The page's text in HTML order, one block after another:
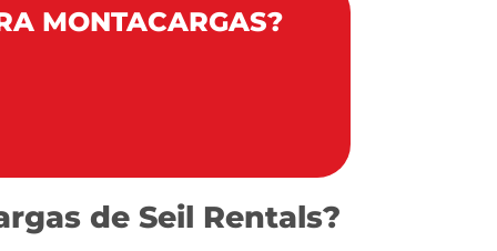
MONTACARGAS?
de Seil Rentals?